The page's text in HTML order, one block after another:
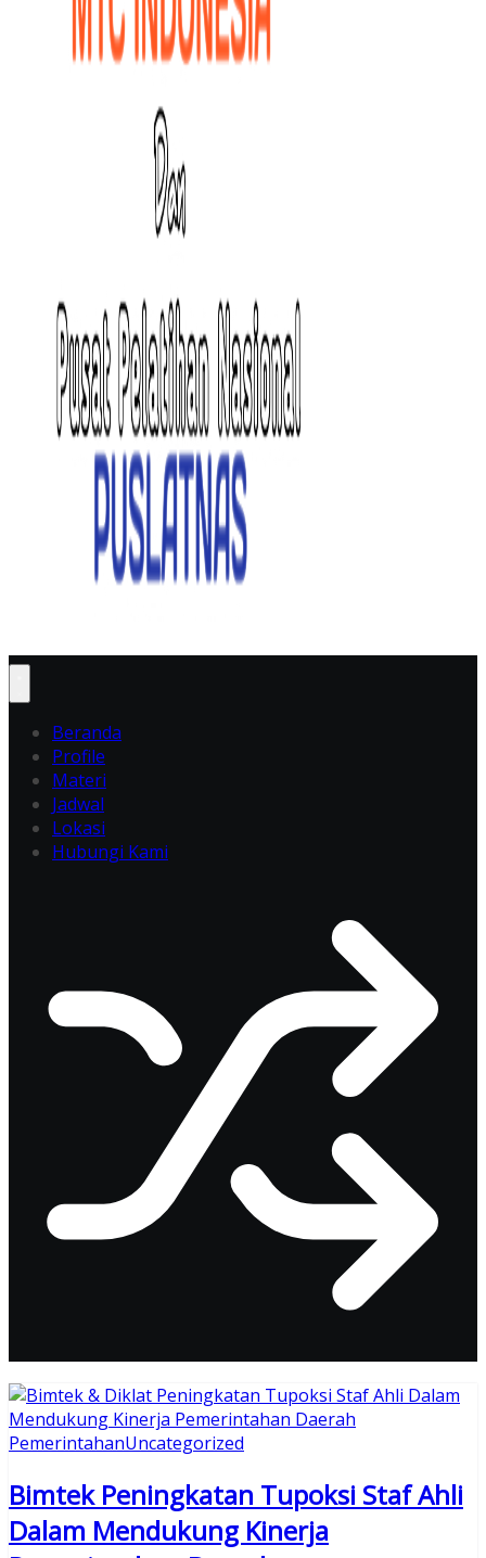
Beranda
Profile
Materi
Jadwal
Lokasi
Hubungi Kami
PemerintahanUncategorized
Bimtek Peningkatan Tupoksi Staf Ahli
Dalam Mendukung Kinerja